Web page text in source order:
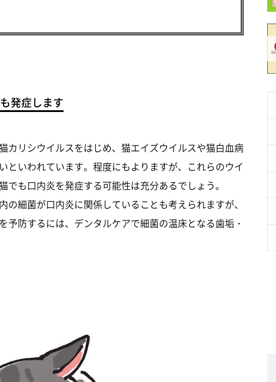
発症します
カリシウイルスをはじめ、猫エイズウイルスや猫白血病
といわれています。程度にもよりますが、これらのウイ
も口内炎を発症する可能性は充分あるでしょう。
細菌が口内炎に関係していることも考えられますが、
防するには、デンタルケアで細菌の温床となる歯垢・